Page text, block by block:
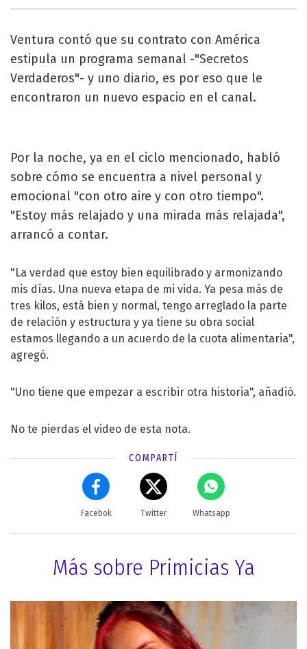
Ventura contó que su contrato con América
estipula un programa semanal -"Secretos
Verdaderos"- y uno diario, es por eso que le
encontraron un nuevo espacio en el canal.
Por la noche, ya en el ciclo mencionado, habló
sobre cómo se encuentra a nivel personal y
emocional "con otro aire y con otro tiempo".
"Estoy más relajado y una mirada más relajada",
arrancó a contar.
"La verdad que estoy bien equilibrado y armonizando
mis días. Una nueva etapa de mi vida. Ya pesa más de
tres kilos, está bien y normal, tengo arreglado la parte
de relación y estructura y ya tiene su obra social
estamos llegando a un acuerdo de la cuota alimentaria",
agregó.
"Uno tiene que empezar a escribir otra historia", añadió.
No te pierdas el video de esta nota.
COMPARTÍ
Facebok Twitter Whatsapp
Más sobre Primicias Ya